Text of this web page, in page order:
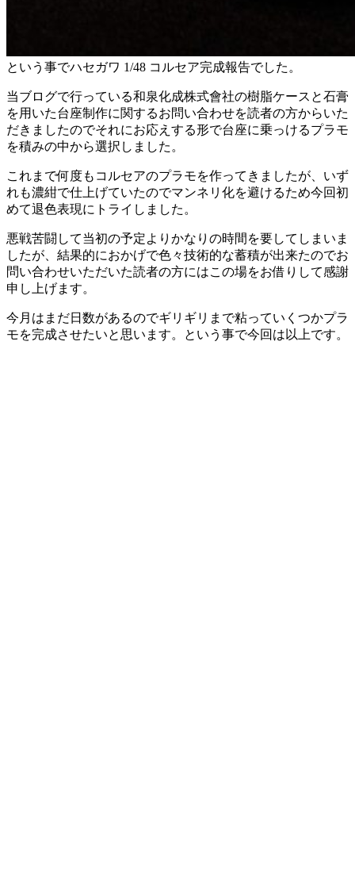
という事でハセガワ 1/48 コルセア完成報告でした。
当ブログで行っている和泉化成株式會社の樹脂ケースと石膏
を用いた台座制作に関するお問い合わせを読者の方からいた
だきましたのでそれにお応えする形で台座に乗っけるプラモ
を積みの中から選択しました。
これまで何度もコルセアのプラモを作ってきましたが、いず
れも濃紺で仕上げていたのでマンネリ化を避けるため今回初
めて退色表現にトライしました。
悪戦苦闘して当初の予定よりかなりの時間を要してしまいま
したが、結果的におかげで色々技術的な蓄積が出来たのでお
問い合わせいただいた読者の方にはこの場をお借りして感謝
申し上げます。
今月はまだ日数があるのでギリギリまで粘っていくつかプラ
モを完成させたいと思います。という事で今回は以上です。